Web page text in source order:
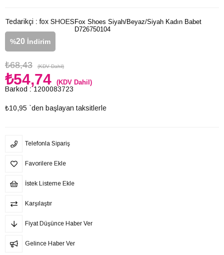
Tedarikçi : fox SHOES
%20 İndirim
₺68,43 (KDV Dahil)
₺54,74 (KDV Dahil)
Barkod : 1200083723
₺10,95 `den başlayan taksitlerle
Fox Shoes Siyah/Beyaz/Siyah Kadın Babet
D726750104
Telefonla Sipariş
Favorilere Ekle
İstek Listeme Ekle
Karşılaştır
Fiyat Düşünce Haber Ver
Gelince Haber Ver